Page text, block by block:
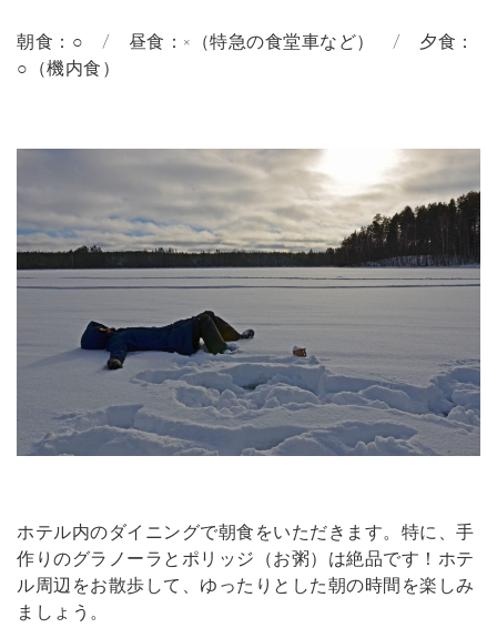
朝食：○ / 昼食：×（特急の食堂車など） / 夕食：
○（機内食）
ホテル内のダイニングで朝食をいただきます。特に、手
作りのグラノーラとポリッジ（お粥）は絶品です！ホテ
ル周辺をお散歩して、ゆったりとした朝の時間を楽しみ
ましょう。